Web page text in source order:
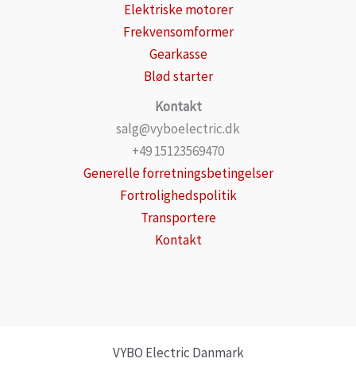
Elektriske motorer
Frekvensomformer
Gearkasse
Blød starter
Kontakt
salg@vyboelectric.dk
+49 15123569470
Generelle forretningsbetingelser
Fortrolighedspolitik
Transportere
Kontakt
VYBO Electric Danmark